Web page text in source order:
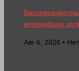
величайших
Авг 6, 2026 •